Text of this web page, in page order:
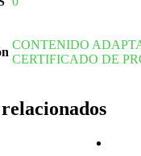
CONTENIDO
CERTIFICADO DE